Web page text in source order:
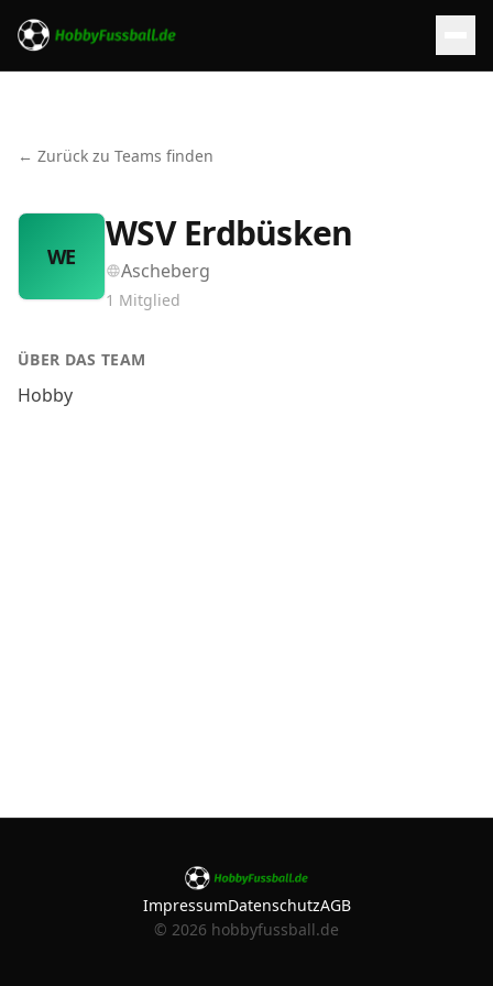
← Zurück zu Teams finden
WE
WSV Erdbüsken
Ascheberg
1 Mitglied
ÜBER DAS TEAM
Hobby
ImpressumDatenschutzAGB
© 2026 hobbyfussball.de